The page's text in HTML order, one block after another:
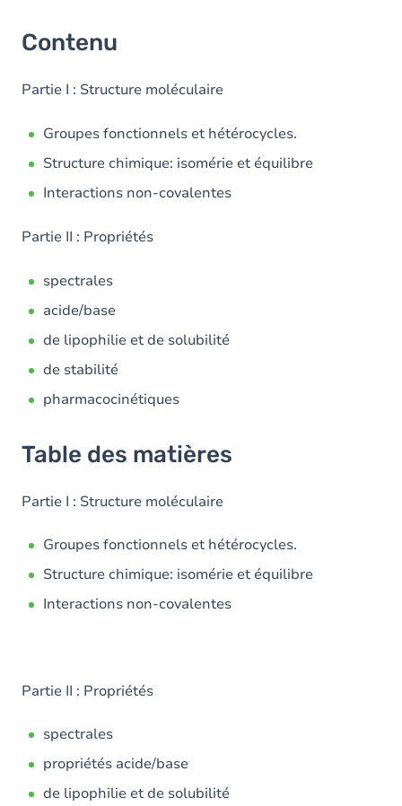
Contenu
Partie I : Structure moléculaire
Groupes fonctionnels et hétérocycles.
Structure chimique: isomérie et équilibre
Interactions non-covalentes
Partie II : Propriétés
spectrales
acide/base
de lipophilie et de solubilité
de stabilité
pharmacocinétiques
Table des matières
Partie I : Structure moléculaire
Groupes fonctionnels et hétérocycles.
Structure chimique: isomérie et équilibre
Interactions non-covalentes
Partie II : Propriétés
spectrales
propriétés acide/base
de lipophilie et de solubilité